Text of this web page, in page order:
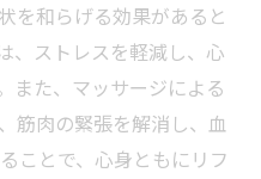
を和らげる効果があると
、ストレスを軽減し、心
また、マッサージによる
筋肉の緊張を解消し、血
ことで、心身ともにリフ